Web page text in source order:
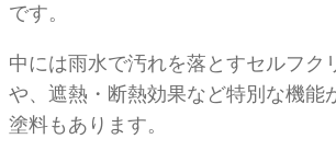
です。
中には雨水で汚れを落とすセルフク
や、遮熱・断熱効果など特別な機能
塗料もあります。